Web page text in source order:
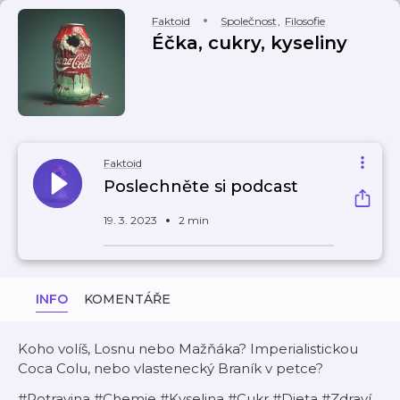
Faktoid Společnost, Filosofie
Éčka, cukry, kyseliny
Faktoid
Poslechněte si podcast
19. 3. 2023 2 min
INFO KOMENTÁŘE
Koho volíš, Losnu nebo Mažňáka? Imperialistickou
Coca Colu, nebo vlastenecký Braník v petce?